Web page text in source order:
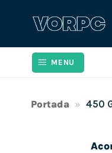
MENU
Portada » 450